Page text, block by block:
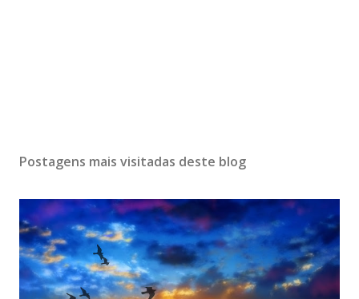
Postagens mais visitadas deste blog